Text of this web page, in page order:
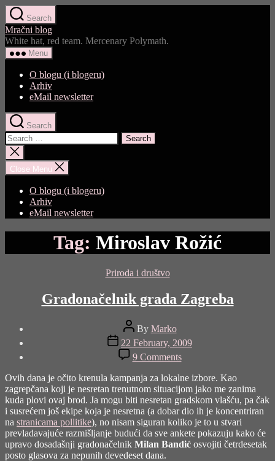
Skip
to
the
content
Search
Mračni blog
White hat, red team. Mercenary Polymath.
Menu
O blogu (i blogeru)
Arhiv
eMail newsletter
Search
Search
for:
Close
search
Close Menu
O blogu (i blogeru)
Arhiv
eMail newsletter
Tag: Miroslav Rožić
Categories
Priroda i društvo
Gradonačelnik grada Zagreba
Post
author
By Marko
Post
date
22 February, 2009
9 Commentson
Gradonačelnik
grada
Zagreba
Ovih dana je očito krenula kampanja za lokalne izbore. Kao
zagrepčana koji je nesretan trenutnom situacijom jako me zanima
kuda plovi ovaj brod. Ja mogu biti nesretan gradskom vlašću, pa čak
i susrećem još ekipe koja je nesretna (a dobar dio ih je koncentriran
na stranicama pollitike), no nisam siguran koliko je to u stvari
prevladavajuće razmišljanje budući da sve ankete pokazuju kako će
upravo dosadašnji gradonačelnik Milan Bandić osvojiti četrdesetak
posto glasova za nepunih devedeset dana.